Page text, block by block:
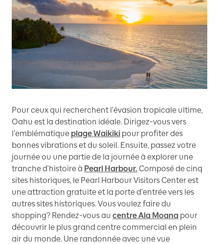
Pour ceux qui recherchent l'évasion tropicale ultime,
Oahu est la destination idéale. Dirigez-vous vers
l'emblématique plage Waikiki pour profiter des
bonnes vibrations et du soleil. Ensuite, passez votre
journée ou une partie de la journée à explorer une
tranche d'histoire à Pearl Harbour. Composé de cinq
sites historiques, le Pearl Harbour Visitors Center est
une attraction gratuite et la porte d'entrée vers les
autres sites historiques. Vous voulez faire du
shopping? Rendez-vous au centre Ala Moana pour
découvrir le plus grand centre commercial en plein
air du monde. Une randonnée avec une vue